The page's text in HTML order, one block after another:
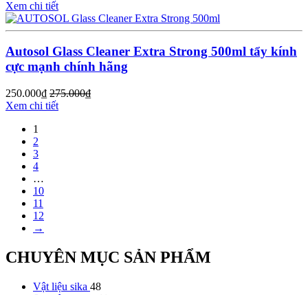
Xem chi tiết
Autosol Glass Cleaner Extra Strong 500ml tẩy kính
cực mạnh chính hãng
250.000₫ 275.000₫
Xem chi tiết
1
2
3
4
…
10
11
12
→
CHUYÊN MỤC SẢN PHẨM
Vật liệu sika 48